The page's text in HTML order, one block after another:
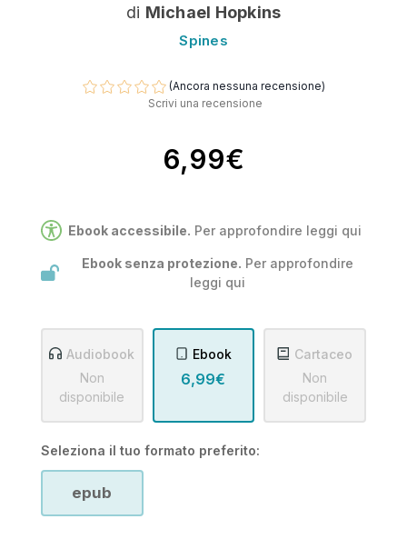
di Michael Hopkins
Spines
(Ancora nessuna recensione)
Scrivi una recensione
6,99€
Ebook senza protezione. Per approfondire
leggi qui
Ebook accessibile. Per approfondire leggi qui
Audiobook
Non
disponibile
Ebook
6,99€
Cartaceo
Non
disponibile
Seleziona il tuo formato preferito:
epub